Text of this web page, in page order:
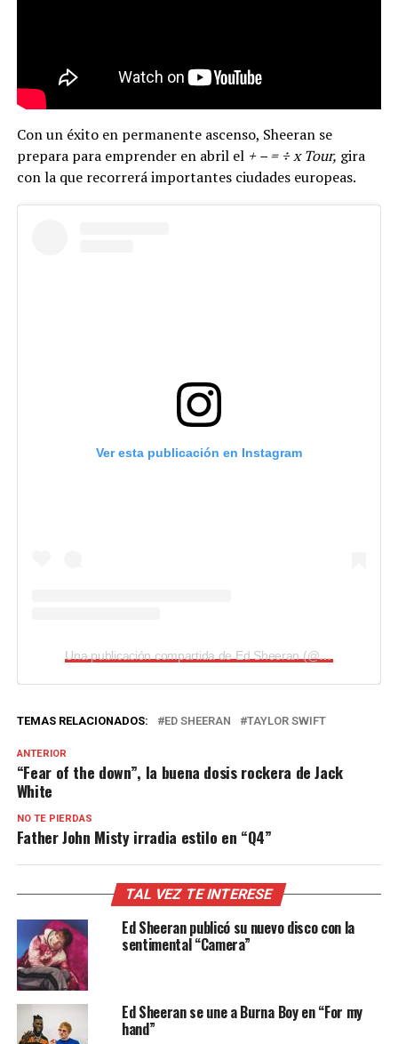
Con un éxito en permanente ascenso, Sheeran se
prepara para emprender en abril el + – = ÷ x Tour, gira
con la que recorrerá importantes ciudades europeas.
Ver esta publicación en Instagram
Una publicación compartida de Ed Sheeran (@teddysphotos)
TEMAS RELACIONADOS: ED SHEERAN TAYLOR SWIFT
ANTERIOR
“Fear of the down”, la buena dosis rockera de Jack
White
NO TE PIERDAS
Father John Misty irradia estilo en “Q4”
TAL VEZ TE INTERESE
Ed Sheeran publicó su nuevo disco con la
sentimental “Camera”
Ed Sheeran se une a Burna Boy en “For my
hand”